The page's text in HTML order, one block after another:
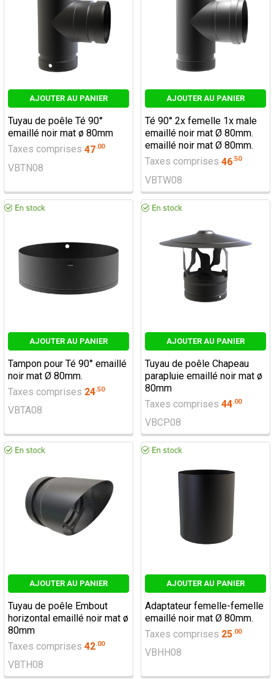
AJOUTER AU PANIER
Tuyau de poêle Té 90°
emaillé noir mat ø 80mm
Taxes comprises 47.00
VBTN08
AJOUTER AU PANIER
Té 90° 2x femelle 1x male
emaillé noir mat Ø 80mm.
emaillé noir mat Ø 80mm.
Taxes comprises 46.50
VBTW08
AJOUTER AU PANIER
Tampon pour Té 90° emaillé
noir mat Ø 80mm.
Taxes comprises 24.50
VBTA08
AJOUTER AU PANIER
Tuyau de poêle Chapeau
parapluie emaillé noir mat ø
80mm
Taxes comprises 44.00
VBCP08
AJOUTER AU PANIER
Tuyau de poêle Embout
horizontal emaillé noir mat ø
80mm
Taxes comprises 42.00
VBTH08
AJOUTER AU PANIER
Adaptateur femelle-femelle
emaillé noir mat Ø 80mm.
Taxes comprises 25.00
VBHH08